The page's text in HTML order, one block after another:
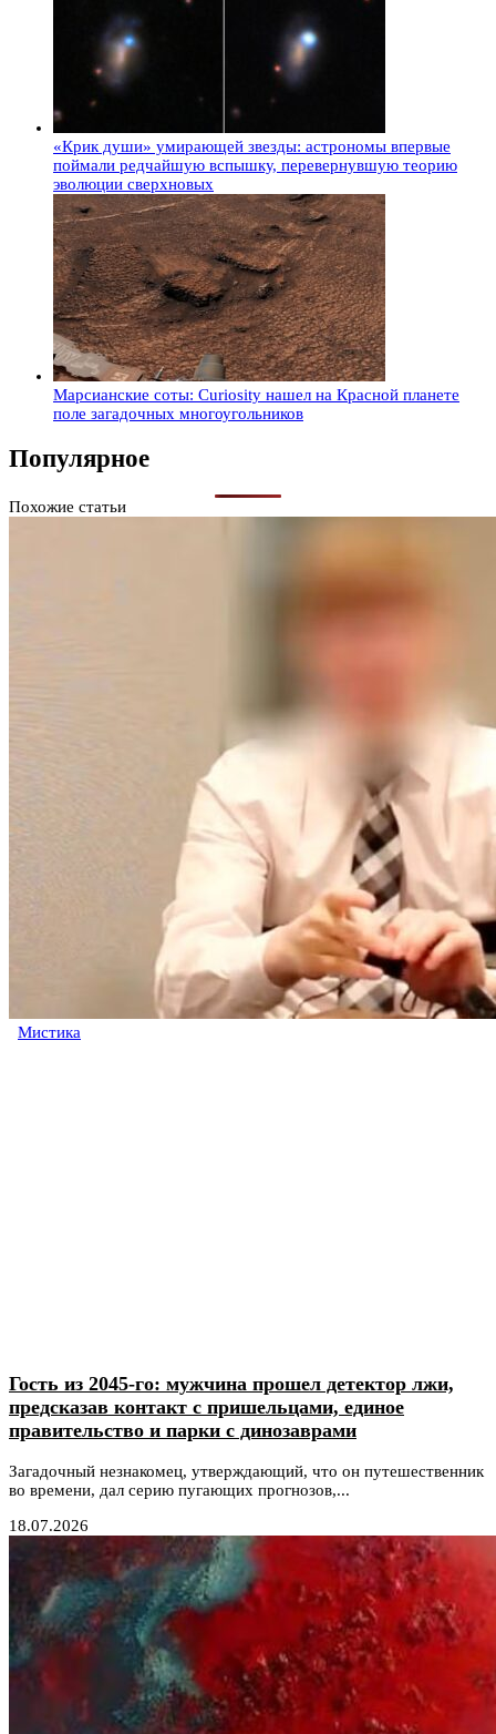
«Крик души» умирающей звезды: астрономы впервые
поймали редчайшую вспышку, перевернувшую теорию
эволюции сверхновых
Марсианские соты: Curiosity нашел на Красной планете
поле загадочных многоугольников
Популярное
Похожие статьи
Мистика
Гость из 2045-го: мужчина прошел детектор лжи,
предсказав контакт с пришельцами, единое
правительство и парки с динозаврами
Загадочный незнакомец, утверждающий, что он путешественник
во времени, дал серию пугающих прогнозов,...
18.07.2026